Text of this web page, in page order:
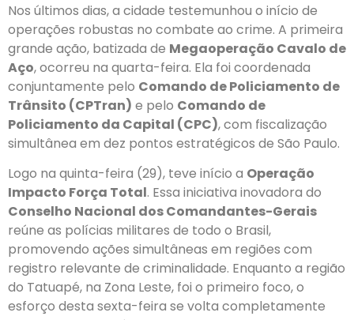
Nos últimos dias, a cidade testemunhou o início de
operações robustas no combate ao crime. A primeira
grande ação, batizada de Megaoperação Cavalo de
Aço, ocorreu na quarta-feira. Ela foi coordenada
conjuntamente pelo Comando de Policiamento de
Trânsito (CPTran) e pelo Comando de
Policiamento da Capital (CPC), com fiscalização
simultânea em dez pontos estratégicos de São Paulo.
Logo na quinta-feira (29), teve início a Operação
Impacto Força Total. Essa iniciativa inovadora do
Conselho Nacional dos Comandantes-Gerais
reúne as polícias militares de todo o Brasil,
promovendo ações simultâneas em regiões com
registro relevante de criminalidade. Enquanto a região
do Tatuapé, na Zona Leste, foi o primeiro foco, o
esforço desta sexta-feira se volta completamente